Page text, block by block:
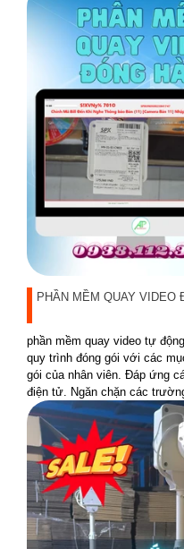
PHẦN MỀM QUAY VIDEO
phần mềm quay video tự
quy trình đóng gói với các
gói của nhân viên. Đáp ứng
điện tử. Ngăn chặn các
không đúng sản phẩm